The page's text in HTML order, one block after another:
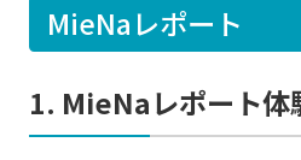
MieNaレポート
1. MieNaレポート体